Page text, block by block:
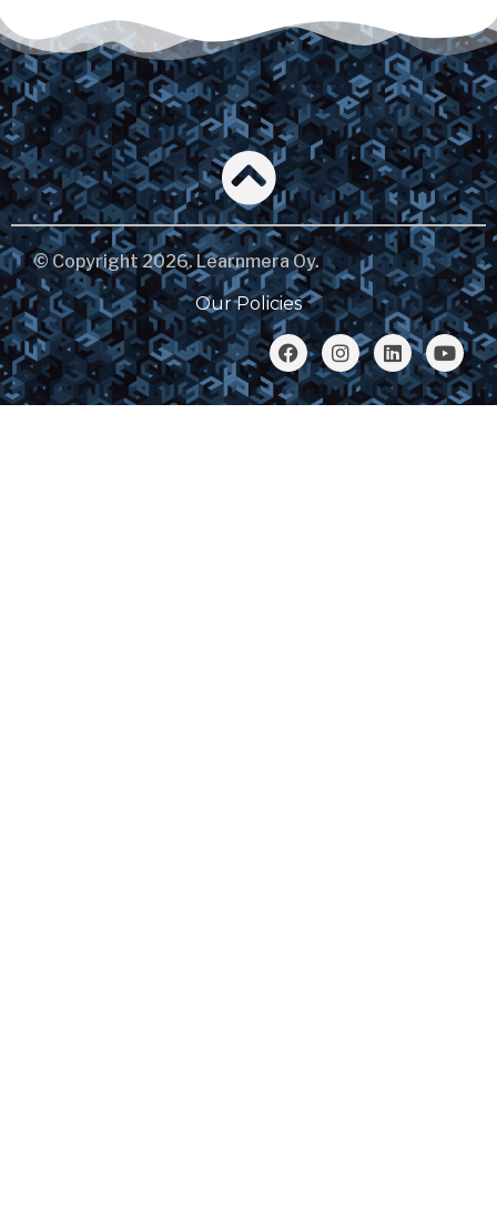
© Copyright 2026. Learnmera Oy.
Our Policies